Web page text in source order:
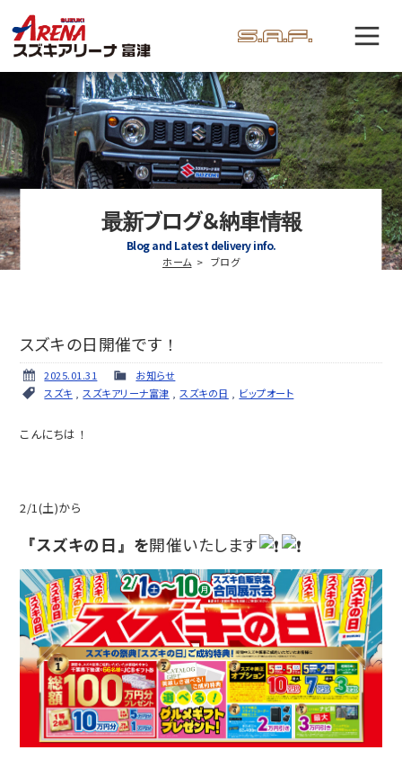
最新ブログ＆納車情報
Blog and Latest delivery info.
ホーム ブログ
スズキの日開催です！
2025.01.31
お知らせ
スズキ
スズキアリーナ富津 スズキの日 ビップオート
こんにちは！
2/1(土)から
『スズキの日』を開催いたします